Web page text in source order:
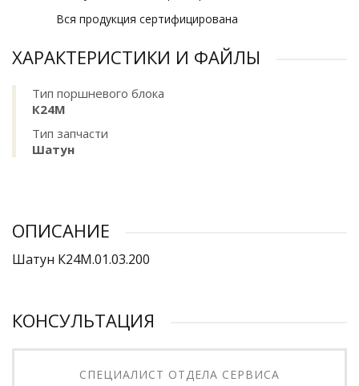
Вся продукция сертифицирована
ХАРАКТЕРИСТИКИ И ФАЙЛЫ
Тип поршневого блока
К24М
Тип запчасти
Шатун
ОПИСАНИЕ
Шатун К24М.01.03.200
КОНСУЛЬТАЦИЯ
СПЕЦИАЛИСТ ОТДЕЛА СЕРВИСА